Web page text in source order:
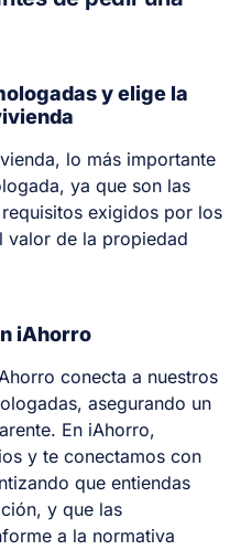
y elige la
lo más importante
ya que son las
exigidos por los
valor de la propiedad
iAhorro
conecta a nuestros
asegurando un
En iAhorro,
y te conectamos con
que entiendas
y que las
a la normativa